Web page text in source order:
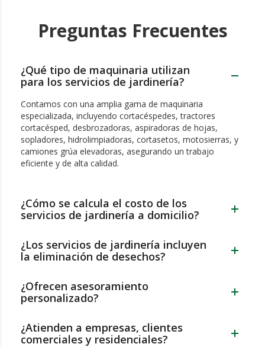
Preguntas Frecuentes
¿Qué tipo de maquinaria utilizan
para los servicios de jardinería?
Contamos con una amplia gama de maquinaria
especializada, incluyendo cortacéspedes, tractores
cortacésped, desbrozadoras, aspiradoras de hojas,
sopladores, hidrolimpiadoras, cortasetos, motosierras, y
camiones grúa elevadoras, asegurando un trabajo
eficiente y de alta calidad.
¿Cómo se calcula el costo de los
servicios de jardinería a domicilio?
¿Los servicios de jardinería incluyen
la eliminación de desechos?
¿Ofrecen asesoramiento
personalizado?
¿Atienden a empresas, clientes
comerciales y residenciales?